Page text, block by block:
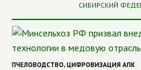
СИБИРСКИЙ
ПЧЕЛОВОДСТВО, ЦИФРОВИЗАЦИЯ АПК